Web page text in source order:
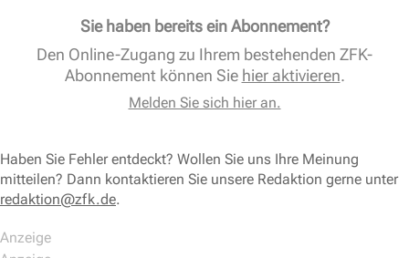
Sie haben bereits ein Abonnement?
Den Online-Zugang zu Ihrem bestehenden ZFK-
Abonnement können Sie hier aktivieren.
Melden Sie sich hier an.
Haben Sie Fehler entdeckt? Wollen Sie uns Ihre Meinung
mitteilen? Dann kontaktieren Sie unsere Redaktion gerne unter
redaktion@zfk.de.